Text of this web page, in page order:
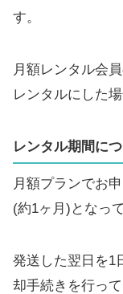
す。
月額レンタル会
レンタルにした
レンタル期間に
月額プランでお
(約1ヶ月)となっ
発送した翌日を1
却手続きを行って